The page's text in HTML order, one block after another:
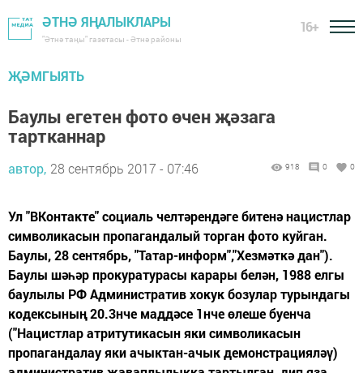
ӘТНӘ ЯҢАЛЫКЛАРЫ
"Әтнә таңы" газетасы - Әтнә районы
16+
ҖӘМГЫЯТЬ
Баулы егетен фото өчен җәзага
тартканнар
автор, 28 сентябрь 2017 - 07:46 918 0 0
Ул "ВКонтакте" социаль челтәрендәге битенә нацистлар
символикасын пропагандалый торган фото куйган.
Баулы, 28 сентябрь, "Татар-информ","Хезмәткә дан").
Баулы шәһәр прокуратурасы карары белән, 1988 елгы
баулылы РФ Административ хокук бозулар турындагы
кодексының 20.3нче маддәсе 1нче өлеше буенча
("Нацистлар атритутикасын яки символикасын
пропагандалау яки ачыктан-ачык демонстрацияләү)